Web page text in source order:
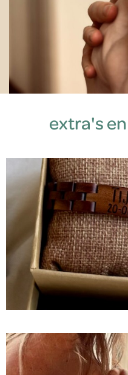
extra's
Houten
55
STL Bestand van